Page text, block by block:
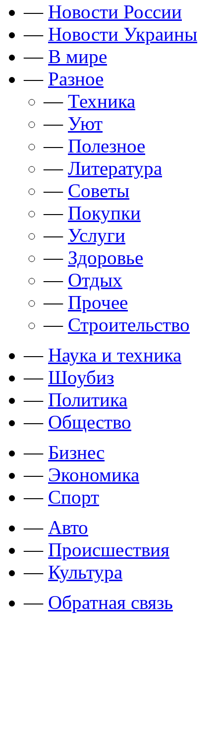
— Новости России
— Новости Украины
— В мире
— Разное
— Техника
— Уют
— Полезное
— Литература
— Советы
— Покупки
— Услуги
— Здоровье
— Отдых
— Прочее
— Строительство
— Наука и техника
— Шоубиз
— Политика
— Общество
— Бизнес
— Экономика
— Спорт
— Авто
— Происшествия
— Культура
— Обратная связь